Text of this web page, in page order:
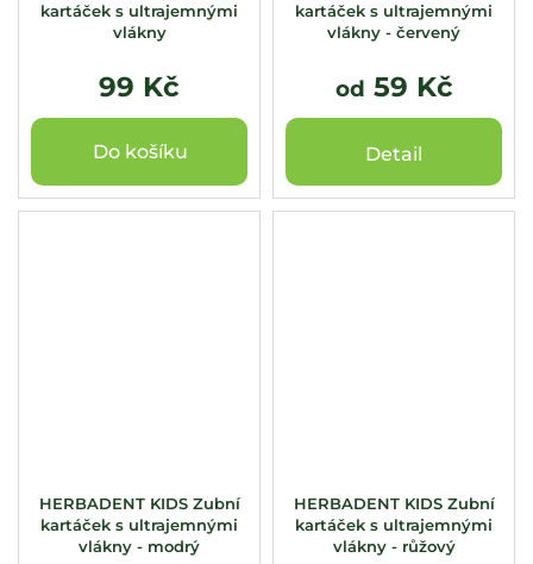
kartáček s ultrajemnými
vlákny
99 Kč
Do košíku
kartáček s ultrajemnými
vlákny - červený
od 59 Kč
Detail
HERBADENT KIDS Zubní
kartáček s ultrajemnými
vlákny - modrý
HERBADENT KIDS Zubní
kartáček s ultrajemnými
vlákny - růžový